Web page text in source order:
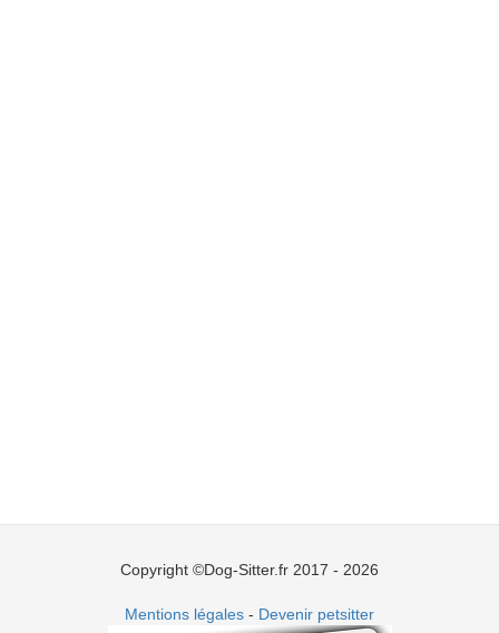
Copyright ©Dog-Sitter.fr 2017 - 2026
Mentions légales - Devenir petsitter